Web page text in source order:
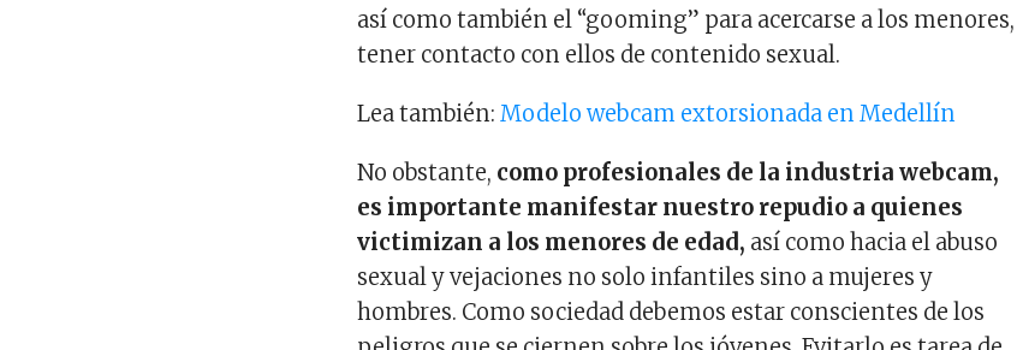
así como también el “gooming” para acercarse a los menores,
tener contacto con ellos de contenido sexual.
Lea también:Modelo webcam extorsionada en Medellín
No obstante, como profesionales de la industria webcam,
es importante manifestar nuestro repudio a quienes
victimizan a los menores de edad, así como hacia el abuso
sexual y vejaciones no solo infantiles sino a mujeres y
hombres. Como sociedad debemos estar conscientes de los